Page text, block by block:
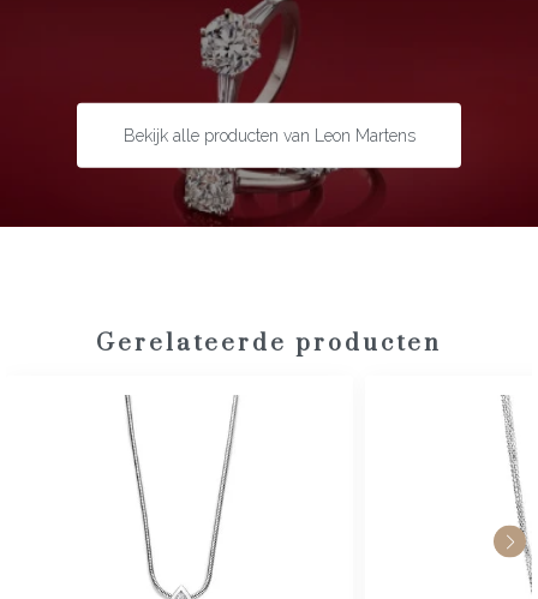
Hart
0.40 ct
Bekijk alle producten van Leon Martens
Gerelateerde producten